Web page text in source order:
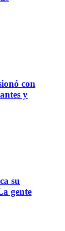
con
y
su
gente